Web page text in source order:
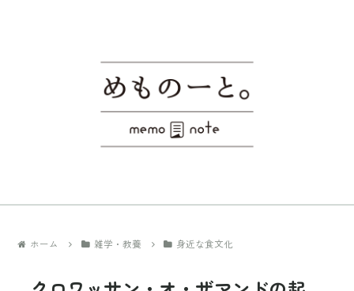
ホーム 雑学・教養 身近な食文化